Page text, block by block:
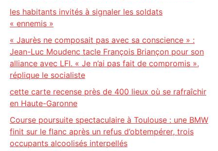
les habitants invités à signaler les soldats
« ennemis »
« Jaurès ne composait pas avec sa conscience » :
Jean-Luc Moudenc tacle François Briançon pour son
alliance avec LFI. « Je n’ai pas fait de compromis »,
réplique le socialiste
cette carte recense près de 400 lieux où se rafraîchir
en Haute-Garonne
Course poursuite spectaculaire à Toulouse : une BMW
finit sur le flanc après un refus d’obtempérer, trois
occupants alcoolisés interpellés